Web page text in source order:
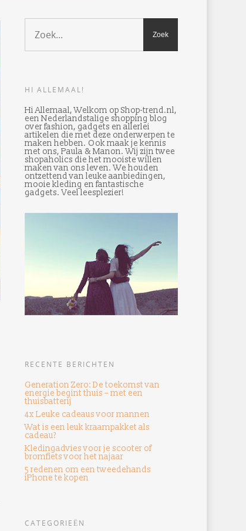
HI ALLEMAAL!
Hi Allemaal, Welkom op Shop-trend.nl,
een Nederlandstalige shopping blog
over fashion, gadgets en allerlei
artikelen die met deze onderwerpen te
maken hebben. Ook maak je kennis
met ons, Paula & Manon. Wij zijn twee
shopaholics die het mooiste willen
maken van ons leven. We houden
ontzettend van leuke aanbiedingen,
mooie kleding en fantastische
gadgets. Veel leesplezier!
RECENTE BERICHTEN
Generation Zero: De toekomst van
energie begint thuis – met een
thuisbatterij
4x Leuke cadeaus voor mannen
Wat is een leuk kraampakket als
cadeau?
Kledingadvies voor je scooter of
bromfiets voor het najaar
5 redenen om een ​​tweedehands
iPhone te kopen
CATEGORIEËN